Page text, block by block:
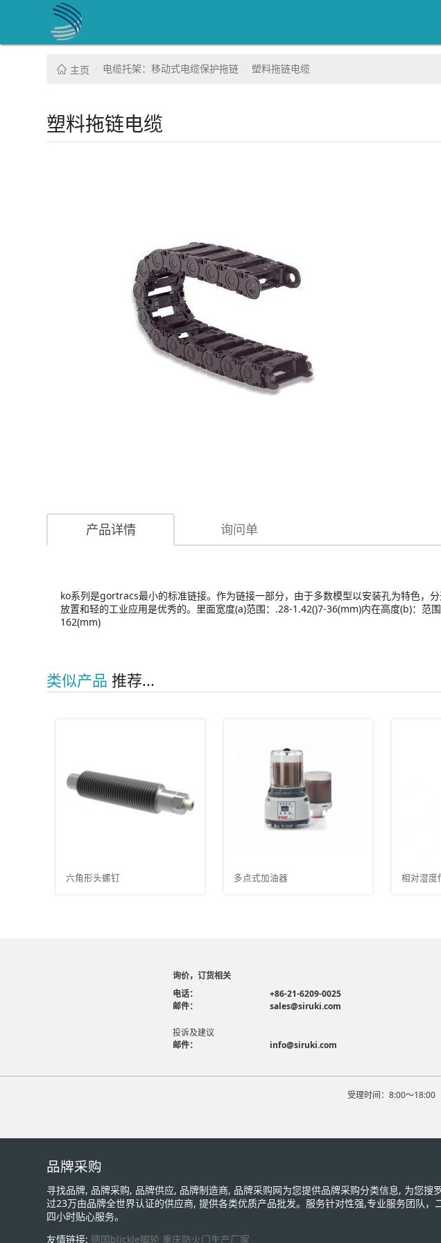
主页 电缆托架：移动式电缆保护拖链 塑料拖链电缆
塑料拖链电缆
产品详情 询问单
ko系列是gortracs最小的标准链接。作为链接一部分，由于多数模型以安装孔为特色，
放置和轻的工业应用是优秀的。里面宽度(a)范围：.28-1.42()7-36(mm)内在高度(b)：范
162(mm)
类似产品 推荐...
多点式加油器 相对湿度传感器 快艇
询价，订货相关
电话：
+86-21-6209-0025
邮件：
sales@siruki.com
投诉及建议
邮件：
info@siruki.com
受理时间：8:00～18:00
品牌采购
寻找品牌, 品牌采购, 品牌供应, 品牌制造商, 品牌采购网为您提供品牌采购分类信息, 为您搜
过23万由品牌全世界认证的供应商, 提供各类优质产品批发。服务针对性强,专业服务团队，
四小时贴心服务。
友情链接: 德国blickle脚轮 重庆防火门生产厂家